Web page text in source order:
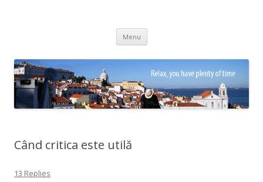
Menu Skip
content
Când critica este utilă
13 Replies